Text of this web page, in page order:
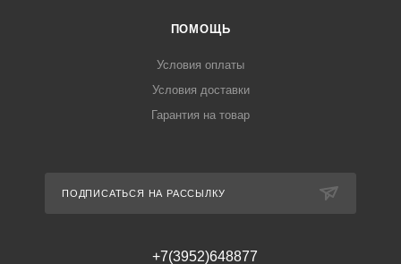
ПОМОЩЬ
Условия оплаты
Условия доставки
Гарантия на товар
ПОДПИСАТЬСЯ НА РАССЫЛКУ
+7(3952)648877